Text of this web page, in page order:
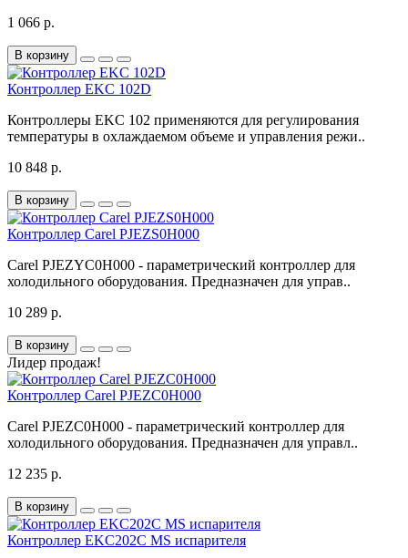
1 066 р.
В корзину
Контроллер EKC 102D
Контроллеры EKC 102 применяются для регулирования
температуры в охлаждаемом объеме и управления режи..
10 848 р.
В корзину
Контроллер Carel PJEZS0H000
Carel PJEZYC0H000 - параметрический контроллер для
холодильного оборудования. Предназначен для управ..
10 289 р.
В корзину
Лидер продаж!
Контроллер Carel PJEZC0H000
Carel PJEZC0H000 - параметрический контроллер для
холодильного оборудования. Предназначен для управл..
12 235 р.
В корзину
Контроллер EKC202C MS испарителя